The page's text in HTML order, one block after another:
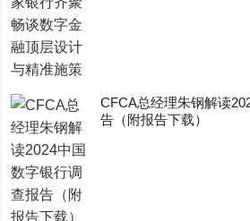
CFCA总经理朱钢解读
告（附报告下载）